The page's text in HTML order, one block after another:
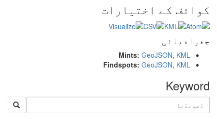
کوائف کے اختیارات
جغرافیائی
Mints: GeoJSON, KML
Findspots: GeoJSON, KML
Keyword